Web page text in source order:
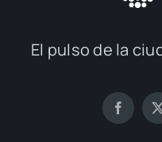
El pul­so de la